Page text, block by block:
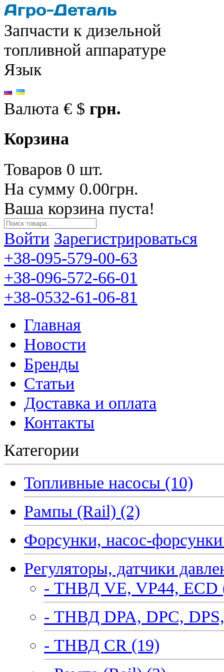
Запчасти к дизельной
топливной аппаратуре
Язык
Валюта € $ грн.
Корзина
Товаров 0 шт.
На сумму 0.00грн.
Ваша корзина пуста!
Войти Зарегистрироваться
+38-095-579-00-63
+38-096-572-66-01
+38-0532-61-06-81
Главная
Новости
Бренды
Статьи
Доставка и оплата
Контакты
Категории
Топливные насосы (10)
Рампы (Rail) (2)
Форсунки, насос-
Регуляторы, датчики
- ТНВД VE, VP44, ECD
- ТНВД DPA, DPC,
- ТНВД CR (19)